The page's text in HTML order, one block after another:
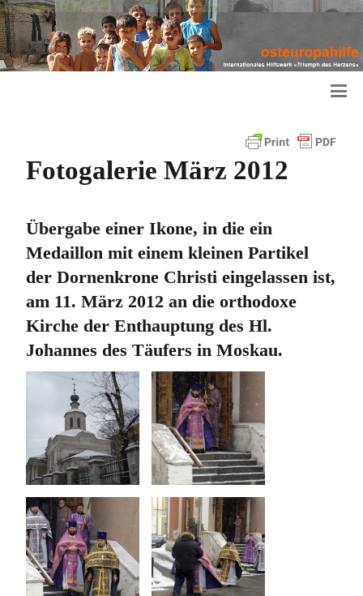
Fotogalerie März 2012
Übergabe einer Ikone, in die ein
Medaillon mit einem kleinen Partikel
der Dornenkrone Christi eingelassen ist,
am 11. März 2012 an die orthodoxe
Kirche der Enthauptung des Hl.
Johannes des Täufers in Moskau.